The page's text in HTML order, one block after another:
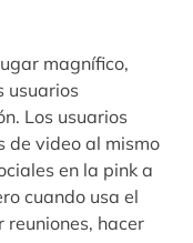
magnífico,
usuarios
Los usuarios
de video al mismo
en la pink a
cuando usa el
reuniones, hacer